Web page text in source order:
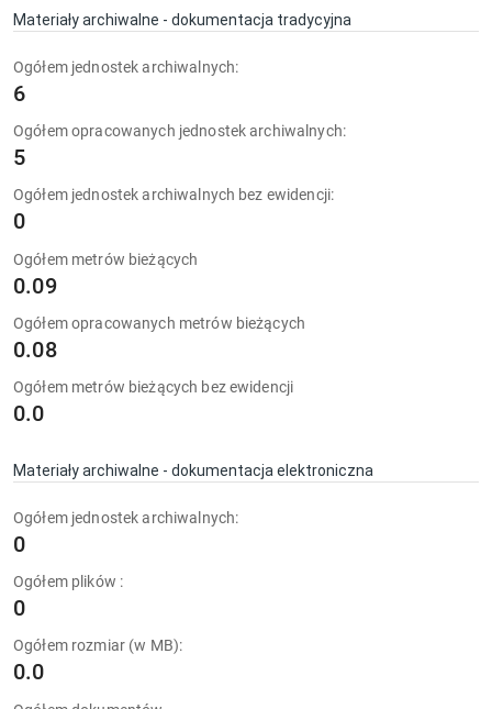
Materiały archiwalne - dokumentacja tradycyjna
Ogółem jednostek archiwalnych:
6
Ogółem opracowanych jednostek archiwalnych:
5
Ogółem jednostek archiwalnych bez ewidencji:
0
Ogółem metrów bieżących
0.09
Ogółem opracowanych metrów bieżących
0.08
Ogółem metrów bieżących bez ewidencji
0.0
Materiały archiwalne - dokumentacja elektroniczna
Ogółem jednostek archiwalnych:
0
Ogółem plików :
0
Ogółem rozmiar (w MB):
0.0